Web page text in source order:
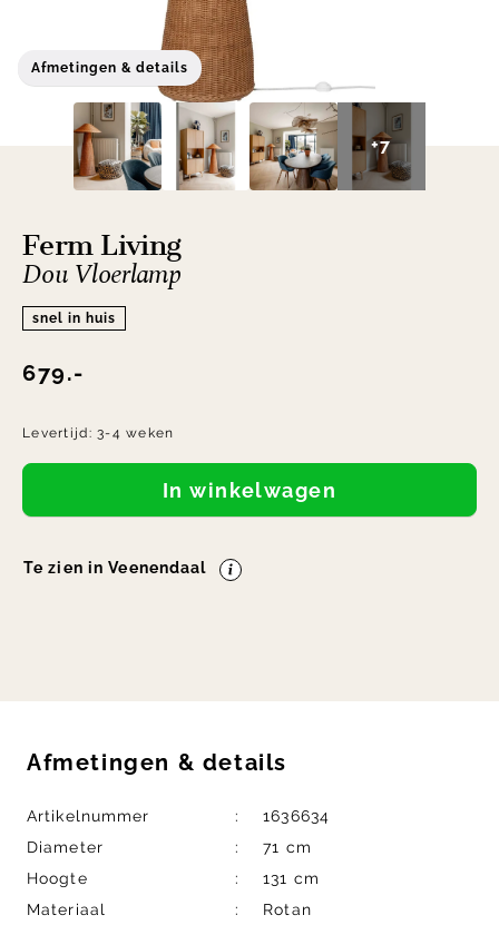
Afmetingen & details
+7
Ferm Living
Dou Vloerlamp
snel in huis
679.-
Levertijd:3-4 weken
In winkelwagen
Te zien in Veenendaal
Afmetingen & details
Artikelnummer
1636634
Diameter
71 cm
Hoogte
131 cm
Materiaal
Rotan